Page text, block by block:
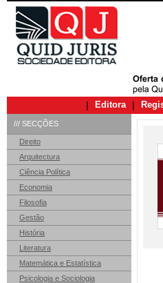
| Editora |
/// SECÇÕES
Direito
Arquitectura
Ciência Política
Economia
Filosofia
Gestão
História
Literatura
Matemática e Estatística
Psicologia e Sociologia